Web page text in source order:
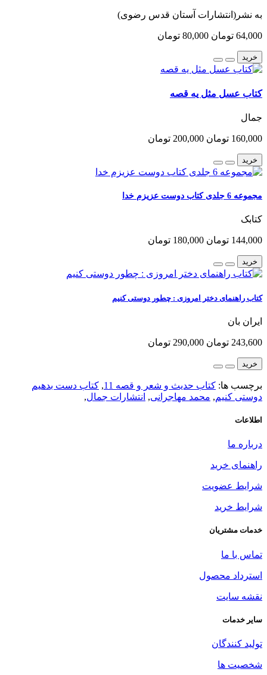
به نشر(انتشارات آستان قدس رضوی)
64,000 تومان 80,000 تومان
خرید
کتاب عسل مثل یه قصه
جمال
160,000 تومان 200,000 تومان
خرید
مجموعه 6 جلدی کتاب دوست عزیزم خدا
کتابک
144,000 تومان 180,000 تومان
خرید
کتاب راهنمای دختر امروزی : چطور دوستی کنیم
ایران بان
243,600 تومان 290,000 تومان
خرید
برچسب ها: کتاب حدیث و شعر و قصه 11 , کتاب دست بدهیم
دوستی کنیم, محمد مهاجرانی, انتشارات جمال,
اطلاعات
درباره ما
راهنمای خرید
شرایط عضویت
شرایط خرید
خدمات مشتریان
تماس با ما
استرداد محصول
نقشه سایت
سایر خدمات
تولید کنندگان
شخصیت ها